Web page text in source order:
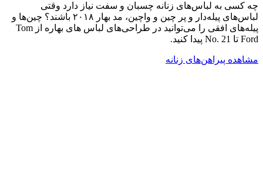
چه کسی به لباس‌های زنانه چسبان و سفت نیاز دارد وقتی
لباس‌های پیله‌دار و پر چین و واچین، مد بهار ۲۰۱۸ باشند؟ چین‌ها و
پیله‌های افقی را می‌توانید در طراحی‌های لباس ‌های بهاره از Tom
Ford تا No. 21 پیدا کنید.
مشاهده پیراهن‌های زنانه